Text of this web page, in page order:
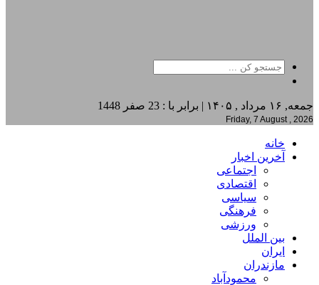
جمعه, ۱۶ مرداد , ۱۴۰۵ | برابر با : 23 صفر 1448
Friday, 7 August , 2026
خانه
آخرین اخبار
اجتماعی
اقتصادی
سیاسی
فرهنگی
ورزشی
بین الملل
ایران
مازندران
محمودآباد